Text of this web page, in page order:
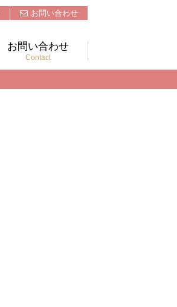
お問い合わせ
お問い合わせ
Contact